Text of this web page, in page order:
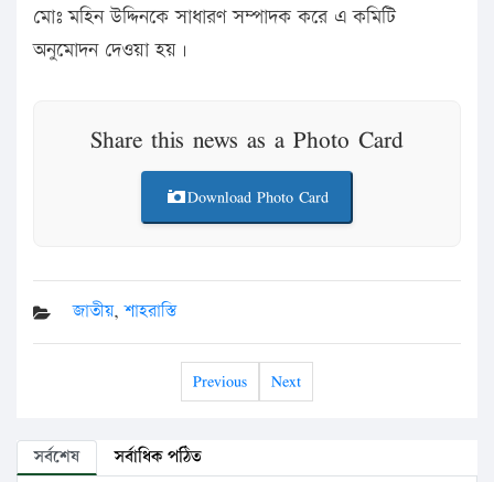
মোঃ মহিন উদ্দিনকে সাধারণ সম্পাদক করে এ কমিটি
অনুমোদন দেওয়া হয়।
Share this news as a Photo Card
Download Photo Card
জাতীয়,শাহরাস্তি
Previous Next
সর্বশেষ সর্বাধিক পঠিত